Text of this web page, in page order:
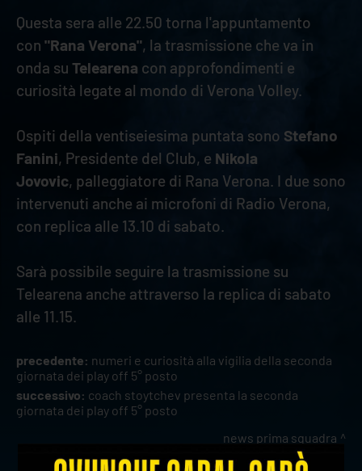
Questa sera alle 22.50 torna l'appuntamento
con "Rana Verona", la trasmissione che va in
onda su Telearena con approfondimenti e
curiosità legate al mondo di Verona Volley.
Ospiti della ventiseiesima puntata sono Stefano
Fanini, Presidente del Club, e Nikola
Jovovic, palleggiatore di Rana Verona. I due sono
intervenuti anche ai microfoni di Radio Verona,
con replica alle 13.10 di sabato.
Sarà possibile seguire la trasmissione su
Telearena anche attraverso la replica di sabato
alle 11.15.
precedente: numeri e curiosità alla vigilia della seconda
giornata dei play off 5° posto
successivo: coach stoytchev presenta la seconda
giornata dei play off 5° posto
news prima squadra